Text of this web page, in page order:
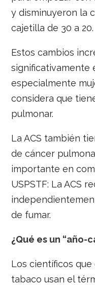
y disminuyeron la
cajetilla de 30 a 20.
Estos cambios
significativamente
especialmente
considera que
pulmonar.
La ACS también
de cáncer
importante en
USPSTF: La ACS
de fumar.
¿Qué es un “año-
Los científicos
tabaco usan el